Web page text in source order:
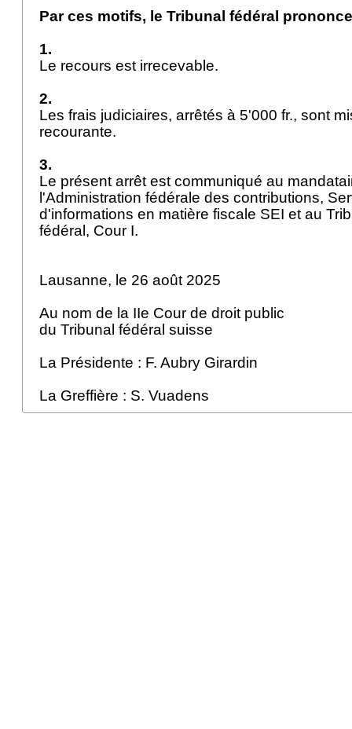
Par ces motifs, le Tribunal fédéral
1.
Le recours est irrecevable.
2.
Les frais judiciaires, arrêtés à 5'000 fr., sont
recourante.
3.
Le présent arrêt est communiqué au
l'Administration fédérale des contributions,
d'informations en matière fiscale SEI et au
fédéral, Cour I.
Lausanne, le 26 août 2025
Au nom de la IIe Cour de droit public
du Tribunal fédéral suisse
La Présidente : F. Aubry Girardin
La Greffière : S. Vuadens